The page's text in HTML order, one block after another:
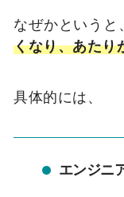
なぜかというと
くなり、あたり
具体的には、
エンジニ